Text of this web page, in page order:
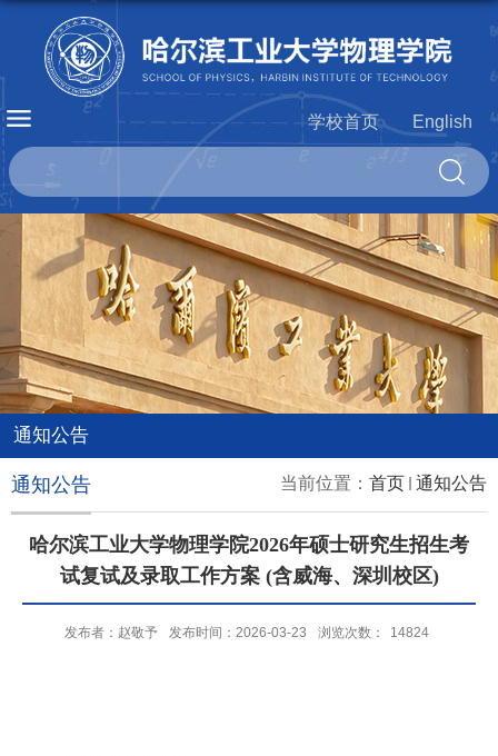
学校首页 English
通知公告
当前位置： 首页 通知公告
通知公告
哈尔滨工业大学物理学院2026年硕士研究生招生考
试复试及录取工作方案 (含威海、深圳校区)
发布者：赵敬予 发布时间：2026-03-23 浏览次数： 14824